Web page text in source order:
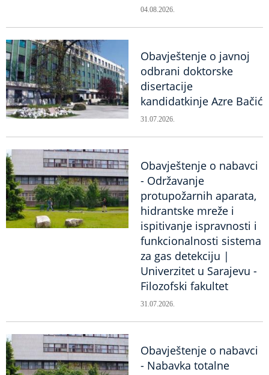
04.08.2026.
Obavještenje o javnoj
odbrani doktorske
disertacije
kandidatkinje Azre Bačić
31.07.2026.
Obavještenje o nabavci
- Održavanje
protupožarnih aparata,
hidrantske mreže i
ispitivanje ispravnosti i
funkcionalnosti sistema
za gas detekciju |
Univerzitet u Sarajevu -
Filozofski fakultet
31.07.2026.
Obavještenje o nabavci
- Nabavka totalne